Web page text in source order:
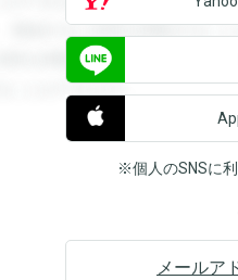
登録すると回答を閲覧するこ
答を閲覧することができます
ことができます。
※個人のSNSに
メールア